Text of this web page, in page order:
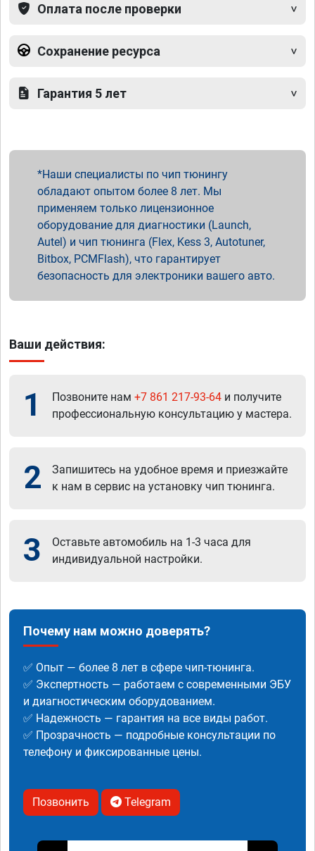
Оплата после проверки
Сохранение ресурса
Гарантия 5 лет
Наши специалисты по чип тюнингу
обладают опытом более 8 лет. Мы
применяем только лицензионное
оборудование для диагностики (Launch,
Autel) и чип тюнинга (Flex, Kess 3, Autotuner,
Bitbox, PCMFlash), что гарантирует
безопасность для электроники вашего авто.
Ваши действия:
1 Позвоните нам +7 861 217-93-64 и получите
профессиональную консультацию у мастера.
2
Запишитесь на удобное время и приезжайте
к нам в сервис на установку чип тюнинга.
3
Оставьте автомобиль на 1-3 часа для
индивидуальной настройки.
Почему нам можно доверять?
✅ Опыт — более 8 лет в сфере чип-тюнинга.
✅ Экспертность — работаем с современными ЭБУ
и диагностическим оборудованием.
✅ Надежность — гарантия на все виды работ.
✅ Прозрачность — подробные консультации по
телефону и фиксированные цены.
Позвонить Telegram